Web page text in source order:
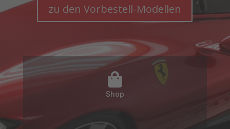
zu den Vorbestell-Modellen

Shop